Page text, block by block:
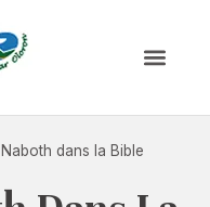
dans la Bible